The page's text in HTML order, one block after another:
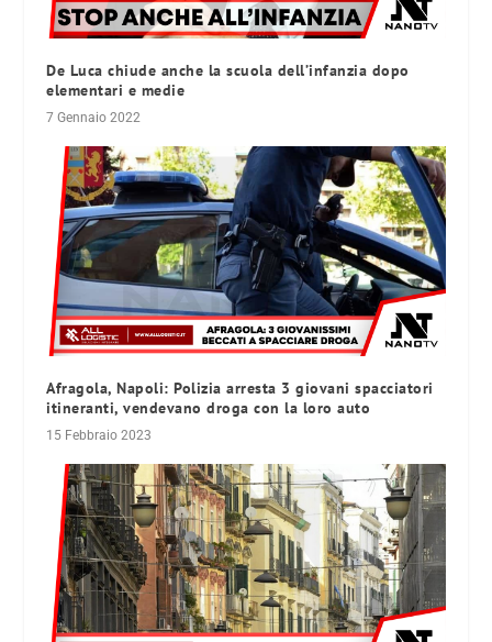
De Luca chiude anche la scuola dell’infanzia dopo
elementari e medie
7 Gennaio 2022
Afragola, Napoli: Polizia arresta 3 giovani spacciatori
itineranti, vendevano droga con la loro auto
15 Febbraio 2023